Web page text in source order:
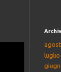
luglio